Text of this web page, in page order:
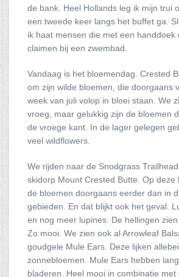
de bank. Heel Hollands leg ik mijn trui
een tweede keer langs het buffet ga.
ik haat mensen die met een handdoek
claimen bij een zwembad.
Vandaag is het bloemendag. Crested
om zijn wilde bloemen, die doorgaans
week van juli volop in bloei staan. We
vroeg, maar gelukkig zijn de bloemen
de vroege kant. In de lager gelegen
veel wildflowers.
We rijden naar de Snodgrass
skidorp Mount Crested Butte. Op deze
de bloemen doorgaans eerder dan in
gebieden. En dat blijkt ook het geval.
en nog meer lupines. De hellingen zien
Zo mooi. We zien ook al Arrowleaf
goudgele Mule Ears. Deze lijken
zonnebloemen. Mule Ears hebben
bladeren. Heel mooi in combinatie met